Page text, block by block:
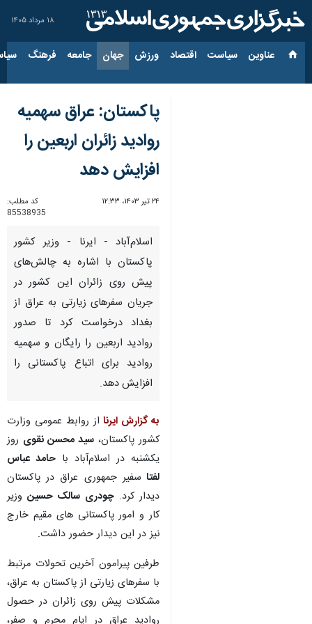
۱۸ مرداد ۱۴۰۵
عناوین‌ سیاست اقتصاد ورزش جهان جامعه فرهنگ
پاکستان: عراق سهمیه
روادید زائران اربعین را
افزایش دهد
۲۴ تیر ۱۴۰۳، ۱۲:۳۳
کد مطلب:
85538935
اسلام‌آباد - ایرنا - وزیر کشور
پاکستان با اشاره به چالش‌های
پیش روی زائران این کشور در
جریان سفرهای زیارتی به عراق از
بغداد درخواست کرد تا صدور
روادید اربعین را رایگان و سهمیه
روادید برای اتباع پاکستانی را
افزایش دهد.
به گزارش ایرنااز روابط عمومی وزارت
کشور پاکستان، سید محسن نقوی روز
یکشنبه در اسلام‌آباد با حامد عباس
لفتا سفیر جمهوری عراق در پاکستان
دیدار کرد.چودری سالک حسینوزیر
کار و امور پاکستانی های مقیم خارج
نیز در این دیدار حضور داشت.
طرفین پیرامون آخرین تحولات مرتبط
با سفرهای زیارتی از پاکستان به عراق،
مشکلات پیش روی زائران در حصول
روادید عراق در ایام محرم و صفر،